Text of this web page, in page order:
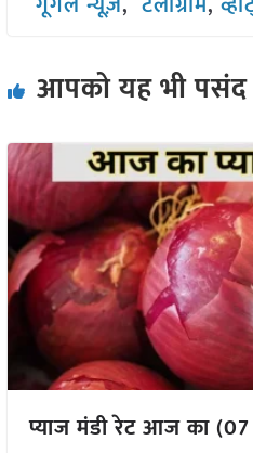
आपको यह भी
प्याज मंडी रेट आज का